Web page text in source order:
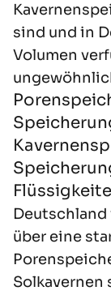
sind und in
Volumen
über eine
Solkavernen